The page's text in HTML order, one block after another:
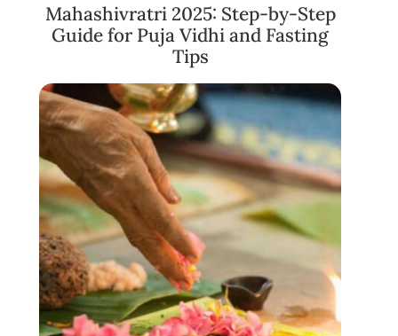
Mahashivratri 2025: Step-by-Step
Guide for Puja Vidhi and Fasting
Tips